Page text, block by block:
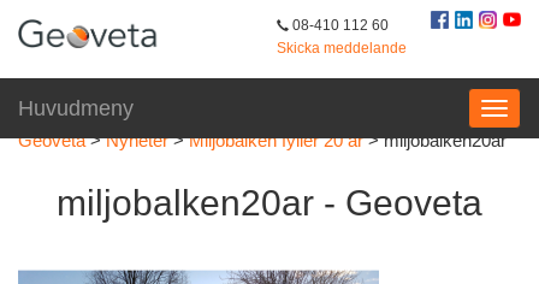
08-410 112 60
Skicka meddelande
Huvudmeny
Geoveta>Nyheter>Miljöbalken fyller 20 år>miljobalken20ar
miljobalken20ar - Geoveta